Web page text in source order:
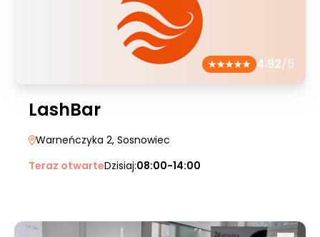
4.92/5
LashBar
Warneńczyka 2, Sosnowiec
Teraz otwarteDzisiaj:08:00-14:00